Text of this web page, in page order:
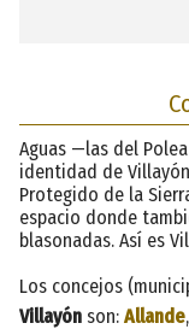
Aguas —las del
identidad de
Protegido de la
espacio donde
blasonadas. Así es
Los concejos
Villayón son: Allande,